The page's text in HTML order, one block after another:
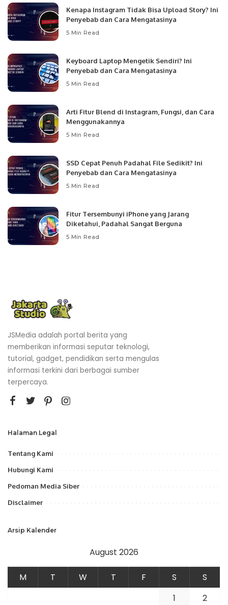
Kenapa Instagram Tidak Bisa Upload Story? Ini
Penyebab dan Cara Mengatasinya
5 Min Read
Keyboard Laptop Mengetik Sendiri? Ini
Penyebab dan Cara Mengatasinya
5 Min Read
Arti Fitur Blend di Instagram, Fungsi, dan Cara
Menggunakannya
5 Min Read
SSD Cepat Penuh Padahal File Sedikit? Ini
Penyebab dan Cara Mengatasinya
5 Min Read
Fitur Tersembunyi iPhone yang Jarang
Diketahui, Padahal Sangat Berguna
5 Min Read
JSMedia adalah portal berita yang
memberikan informasi seputar teknologi,
tutorial, gadget, pendidikan serta mengulas
informasi terkini dari berbagai sumber
terpercaya.
Halaman Legal
Tentang Kami
Hubungi Kami
Pedoman Media Siber
Disclaimer
Arsip Kalender
August 2026
M T W T F S
S
1
2